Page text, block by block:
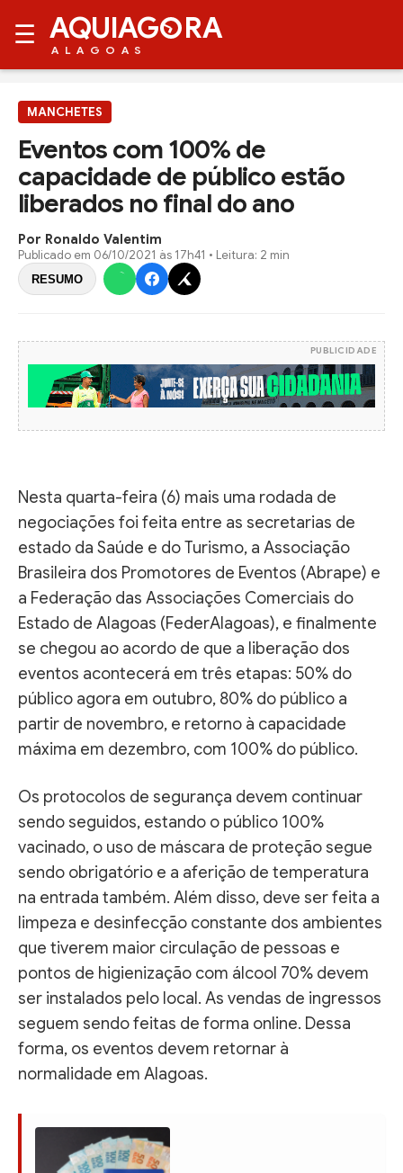
☰ AQUIAG RA
ALAGOAS
MANCHETES
Eventos com 100% de
capacidade de público estão
liberados no final do ano
Por Ronaldo Valentim
Publicado em 06/10/2021 às 17h41 • Leitura: 2 min
RESUMO
PUBLICIDADE
Nesta quarta-feira (6) mais uma rodada de
negociações foi feita entre as secretarias de
estado da Saúde e do Turismo, a Associação
Brasileira dos Promotores de Eventos (Abrape) e
a Federação das Associações Comerciais do
Estado de Alagoas (FederAlagoas), e finalmente
se chegou ao acordo de que a liberação dos
eventos acontecerá em três etapas: 50% do
público agora em outubro, 80% do público a
partir de novembro, e retorno à capacidade
máxima em dezembro, com 100% do público.
Os protocolos de segurança devem continuar
sendo seguidos, estando o público 100%
vacinado, o uso de máscara de proteção segue
sendo obrigatório e a aferição de temperatura
na entrada também. Além disso, deve ser feita a
limpeza e desinfecção constante dos ambientes
que tiverem maior circulação de pessoas e
pontos de higienização com álcool 70% devem
ser instalados pelo local. As vendas de ingressos
seguem sendo feitas de forma online. Dessa
forma, os eventos devem retornar à
normalidade em Alagoas.